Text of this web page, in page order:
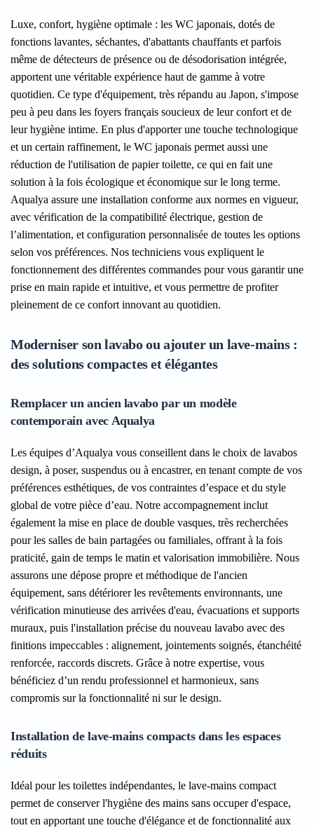
Luxe, confort, hygiène optimale : les WC japonais, dotés de
fonctions lavantes, séchantes, d'abattants chauffants et parfois
même de détecteurs de présence ou de désodorisation intégrée,
apportent une véritable expérience haut de gamme à votre
quotidien. Ce type d'équipement, très répandu au Japon, s'impose
peu à peu dans les foyers français soucieux de leur confort et de
leur hygiène intime. En plus d'apporter une touche technologique
et un certain raffinement, le WC japonais permet aussi une
réduction de l'utilisation de papier toilette, ce qui en fait une
solution à la fois écologique et économique sur le long terme.
Aqualya assure une installation conforme aux normes en vigueur,
avec vérification de la compatibilité électrique, gestion de
l’alimentation, et configuration personnalisée de toutes les options
selon vos préférences. Nos techniciens vous expliquent le
fonctionnement des différentes commandes pour vous garantir une
prise en main rapide et intuitive, et vous permettre de profiter
pleinement de ce confort innovant au quotidien.
Moderniser son lavabo ou ajouter un lave-mains :
des solutions compactes et élégantes
Remplacer un ancien lavabo par un modèle
contemporain avec Aqualya
Les équipes d’Aqualya vous conseillent dans le choix de lavabos
design, à poser, suspendus ou à encastrer, en tenant compte de vos
préférences esthétiques, de vos contraintes d’espace et du style
global de votre pièce d’eau. Notre accompagnement inclut
également la mise en place de double vasques, très recherchées
pour les salles de bain partagées ou familiales, offrant à la fois
praticité, gain de temps le matin et valorisation immobilière. Nous
assurons une dépose propre et méthodique de l'ancien
équipement, sans détériorer les revêtements environnants, une
vérification minutieuse des arrivées d'eau, évacuations et supports
muraux, puis l'installation précise du nouveau lavabo avec des
finitions impeccables : alignement, jointements soignés, étanchéité
renforcée, raccords discrets. Grâce à notre expertise, vous
bénéficiez d’un rendu professionnel et harmonieux, sans
compromis sur la fonctionnalité ni sur le design.
Installation de lave-mains compacts dans les espaces
réduits
Idéal pour les toilettes indépendantes, le lave-mains compact
permet de conserver l'hygiène des mains sans occuper d'espace,
tout en apportant une touche d'élégance et de fonctionnalité aux